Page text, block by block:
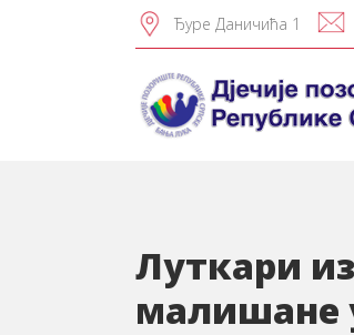
Ђуре Даничића 1
Луткари
малишане